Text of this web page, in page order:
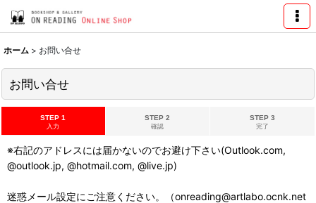
ホーム > お問い合せ
お問い合せ
STEP 1
入力
STEP 2
確認
STEP 3
完了
※右記のアドレスには届かないのでお避け下さい(Outlook.com,
@outlook.jp, @hotmail.com, @live.jp)
迷惑メール設定にご注意ください。（onreading@artlabo.ocnk.net